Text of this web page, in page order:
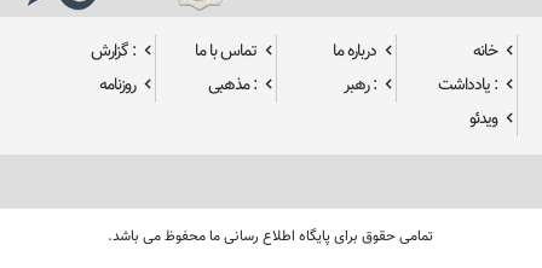
خانه درباره ما تماس با ما
: گزارش
: یادداشت
: رهبر : مذهبی
روزنامه
ویدئو
تمامی حقوق برای پایگاه اطلاع رسانی ما محفوظ می باشد.